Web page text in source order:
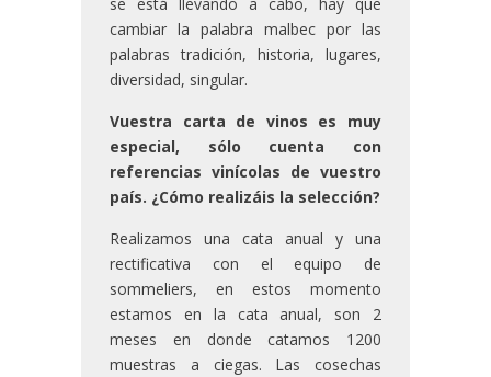
cambiar la palabra malbec por las
palabras tradición, historia, lugares,
diversidad, singular.
Vuestra carta de vinos es muy
especial, sólo cuenta con
referencias vinícolas de vuestro
país. ¿Cómo realizáis la selección?
Realizamos una cata anual y una
rectificativa con el equipo de
sommeliers, en estos momento
estamos en la cata anual, son 2
meses en donde catamos 1200
muestras a ciegas. Las cosechas